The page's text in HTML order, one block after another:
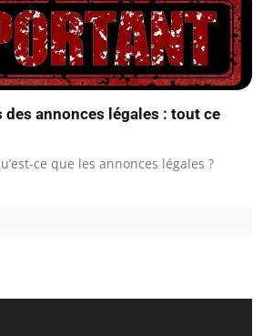
des annonces légales : tout ce
ce que les annonces légales ?